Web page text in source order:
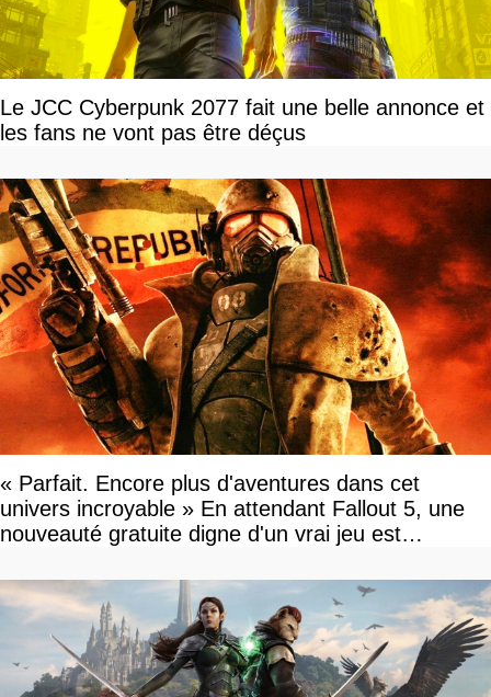
Le JCC Cyberpunk 2077 fait une belle annonce et
les fans ne vont pas être déçus
« Parfait. Encore plus d'aventures dans cet
univers incroyable » En attendant Fallout 5, une
nouveauté gratuite digne d'un vrai jeu est